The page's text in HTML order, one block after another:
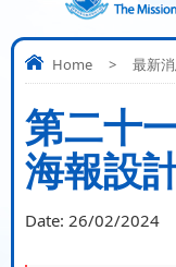
Home > 最新
第二十
海報設
Date: 26/02/2024